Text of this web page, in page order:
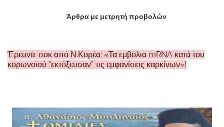
Άρθρα με μετρητή προβολών
Έρευνα-σοκ από Ν.Κορέα: «Τα εμβόλια mRNA κατά του
κορωνοϊού “εκτόξευσαν” τις εμφανίσεις καρκίνων»!